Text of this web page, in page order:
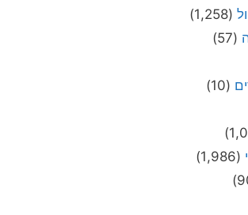
(1,258)
(57)
(10)
(1,986)